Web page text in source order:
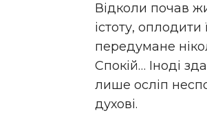
Відколи почав
істоту,
передумане
Спокій… Іноді
лише осліп
духові.